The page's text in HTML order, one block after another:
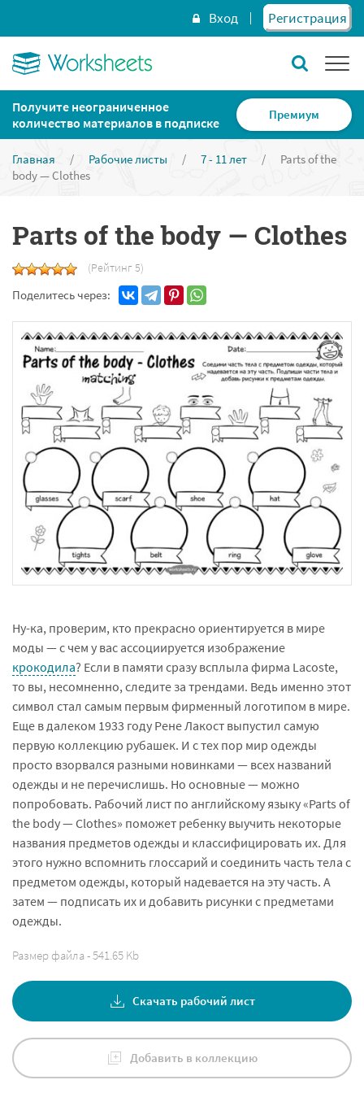
Вход Регистрация
Получите неограниченное
количество материалов в подписке
Премиум
Главная / Рабочие листы / 7 - 11 лет /
Parts of the
body — Clothes
Parts of the body — Clothes
(Рейтинг 5)
Поделитесь через:
Ну-ка, проверим, кто прекрасно ориентируется в мире
моды — с чем у вас ассоциируется изображение
крокодила? Если в памяти сразу всплыла фирма Lаcoste,
то вы, несомненно, следите за трендами. Ведь именно этот
символ стал самым первым фирменный логотипом в мире.
Еще в далеком 1933 году Рене Лакост выпустил самую
первую коллекцию рубашек. И с тех пор мир одежды
просто взорвался разными новинками — всех названий
одежды и не перечислишь. Но основные — можно
попробовать. Рабочий лист по английскому языку «Parts of
the body — Clothes» поможет ребенку выучить некоторые
названия предметов одежды и классифицировать их. Для
этого нужно вспомнить глоссарий и соединить часть тела с
предметом одежды, который надевается на эту часть. А
затем — подписать их и добавить рисунки с предметами
одежды.
Размер файла - 541.65 Kb
Скачать рабочий лист
Добавить в коллекцию